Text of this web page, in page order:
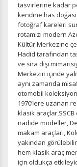
İstatistik
Ziyaretçilerin
ölçeriz. Hangi
kullanıcıların
yardımcı olur.
Pazarlama
Size ve ilgi
kullanılır.
edersiniz, ancak
tasvirlerine kadar
kendine has
fotoğraf kareleri
rotamızı modern
Kültür Merkezine
Hadid tarafından
ve sıra dışı
Merkezin içinde
aynı zamanda
otomobil
1970’lere uzanan
klasik
nadide modeller,
makam araçları,
yakından
hem klasik araç
için oldukça